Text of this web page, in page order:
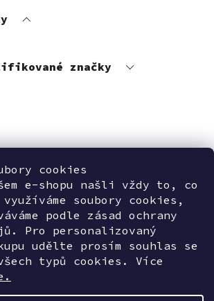
cookies
e-shopu našli vždy to, co
soubory cookies,
podle zásad ochrany
Pro personalizovaný
udělte prosím souhlas se
typů cookies. Více
značky